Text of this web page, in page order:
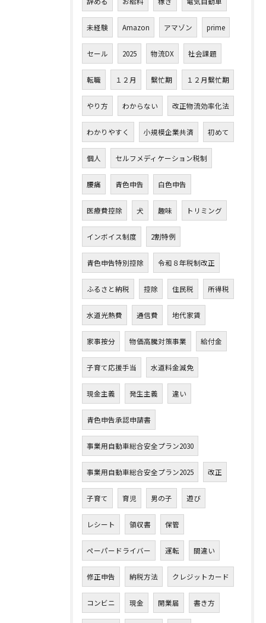
未経験 Amazon アマゾン prime
セール 2025 物流DX 社会課題
転職 １２月 繫忙期 １２月繫忙期
やり方 わからない 改正物流効率化法
わかりやすく 小規模企業共済 初めて
個人 セルフメディケーション税制
腰痛 青色申告 白色申告
医療費控除 犬 趣味 トリミング
インボイス制度 2割特例
青色申告特別控除 令和８年税制改正
ふるさと納税 控除 住民税 所得税
水道光熱費 通信費 地代家賃
家事按分 物価高騰対策事業 給付金
子育て応援手当 水道料金減免
現金主義 発生主義 違い
青色申告承認申請書
事業用自動車総合安全プラン2030
事業用自動車総合安全プラン2025 改正
子育て 育児 男の子 遊び
レシート 領収書 保管
ペーパードライバー 運転 間違い
修正申告 納税方法 クレジットカード
コンビニ 現金 開業届 書き方